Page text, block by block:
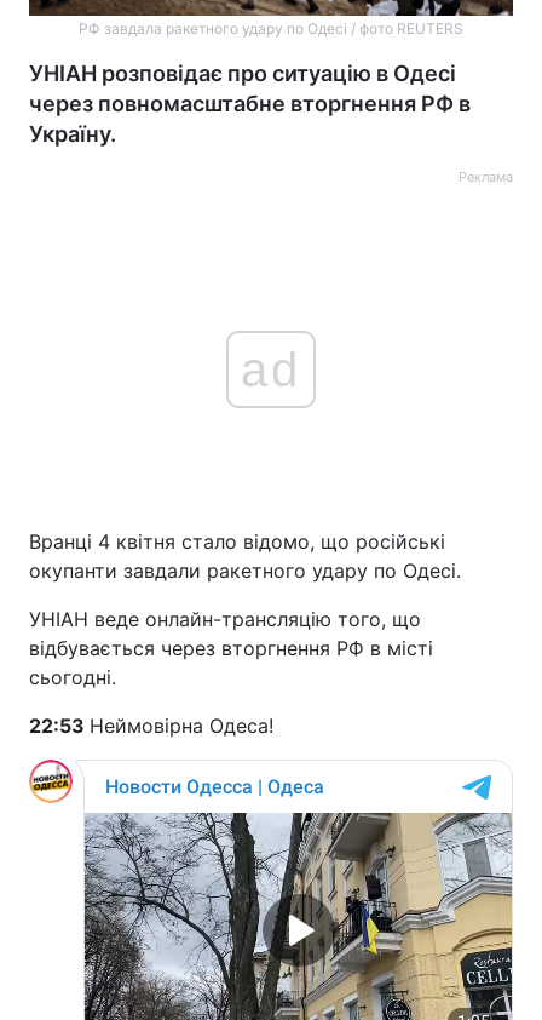
РФ завдала ракетного удару по Одесі / фото REUTERS
УНІАН розповідає про ситуацію в Одесі
через повномасштабне вторгнення РФ в
Україну.
Реклама
ad
Вранці 4 квітня стало відомо, що російські
окупанти завдали ракетного удару по Одесі.
УНІАН веде онлайн-трансляцію того, що
відбувається через вторгнення РФ в місті
сьогодні.
22:53 Неймовірна Одеса!